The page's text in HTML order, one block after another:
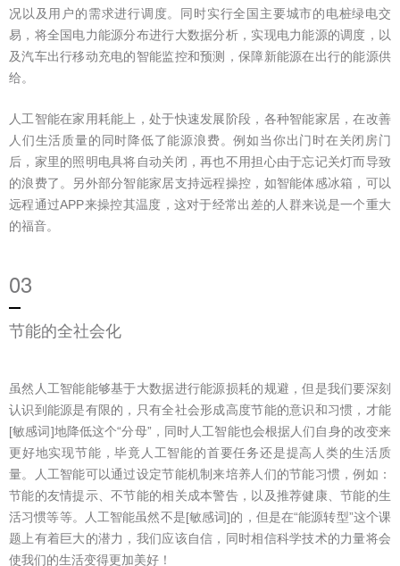
况以及用户的需求进行调度。同时实行全国主要城市的电桩绿电交
易，将全国电力能源分布进行大数据分析，实现电力能源的调度，以
及汽车出行移动充电的智能监控和预测，保障新能源在出行的能源供
给。
人工智能在家用耗能上，处于快速发展阶段，各种智能家居，在改善
人们生活质量的同时降低了能源浪费。例如当你出门时在关闭房门
后，家里的照明电具将自动关闭，再也不用担心由于忘记关灯而导致
的浪费了。另外部分智能家居支持远程操控，如智能体感冰箱，可以
远程通过APP来操控其温度，这对于经常出差的人群来说是一个重大
的福音。
03
节能的全社会化
虽然人工智能能够基于大数据进行能源损耗的规避，但是我们要深刻
认识到能源是有限的，只有全社会形成高度节能的意识和习惯，才能
[敏感词]地降低这个“分母”，同时人工智能也会根据人们自身的改变来
更好地实现节能，毕竟人工智能的首要任务还是提高人类的生活质
量。人工智能可以通过设定节能机制来培养人们的节能习惯，例如：
节能的友情提示、不节能的相关成本警告，以及推荐健康、节能的生
活习惯等等。人工智能虽然不是[敏感词]的，但是在“能源转型”这个课
题上有着巨大的潜力，我们应该自信，同时相信科学技术的力量将会
使我们的生活变得更加美好！